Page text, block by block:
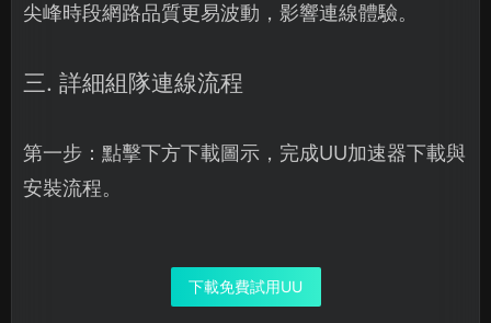
尖峰時段網路品質更易波動，影響連線體驗。
三. 詳細組隊連線流程
第一步：點擊下方下載圖示，完成UU加速器下載與
安裝流程。
下載免費試用UU